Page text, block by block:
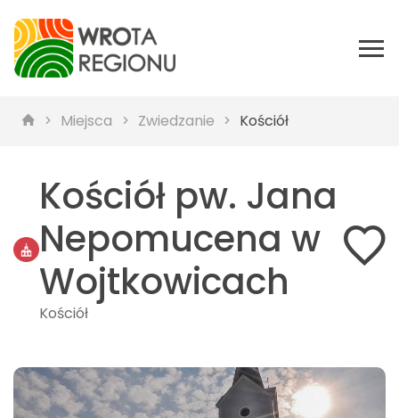
Miejsca Zwiedzanie Kościół
Kościół pw. Jana
Nepomucena w
Wojtkowicach
Kościół